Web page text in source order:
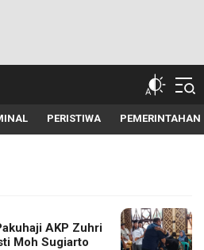
PERISTIWA PEMERINTAHAN
AKP Zuhri
Moh Sugiarto